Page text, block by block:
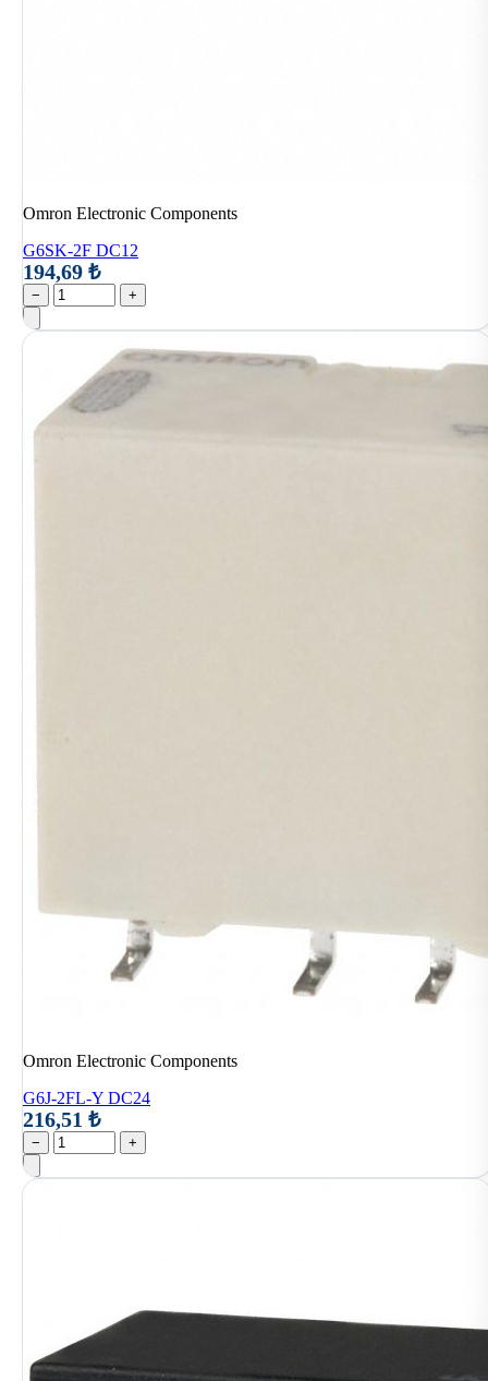
Omron Electronic Components
G6SK-2F DC12
194,69 ₺
− +
Omron Electronic Components
G6J-2FL-Y DC24
216,51 ₺
− +